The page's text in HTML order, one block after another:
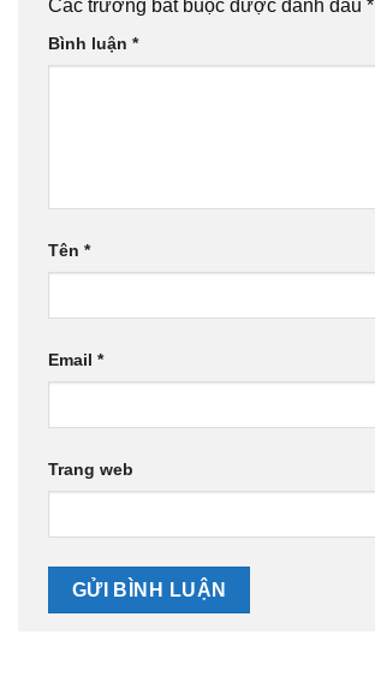
Các trường bắt buộc được đánh dấu *
Bình luận *
Tên *
Email *
Trang web